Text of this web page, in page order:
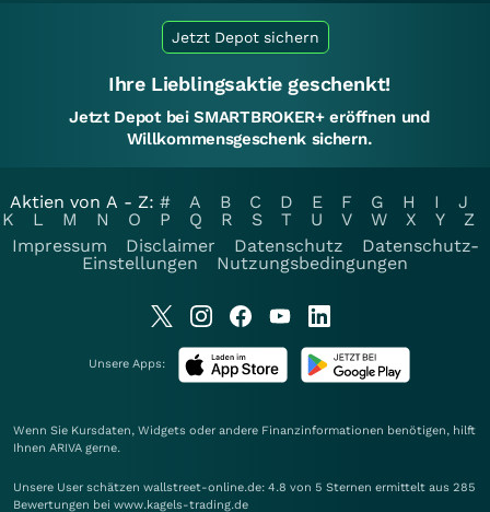
Jetzt Depot sichern
Ihre Lieblingsaktie geschenkt!
Jetzt Depot bei SMARTBROKER+ eröffnen und
Willkommensgeschenk sichern.
Aktien von A - Z: # A B C D E F G H I
J
K
L M N O P Q R S T U V W X Y
Z
Impressum
Disclaimer Datenschutz
Datenschutz-
Einstellungen
Nutzungsbedingungen
Unsere Apps:
Wenn Sie Kursdaten, Widgets oder andere Finanzinformationen benötigen, hilft
Ihnen ARIVA gerne.
Unsere User schätzen wallstreet-online.de: 4.8 von 5 Sternen ermittelt aus 285
Bewertungen bei www.kagels-trading.de